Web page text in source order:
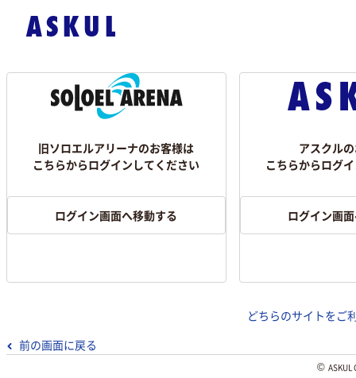
旧ソロエルアリーナのお客様は
こちらからログインしてください
ログイン画面へ移動する
アスクル
こちらからログ
ログイン画
どちらのサイトをご
前の画面に戻る
©